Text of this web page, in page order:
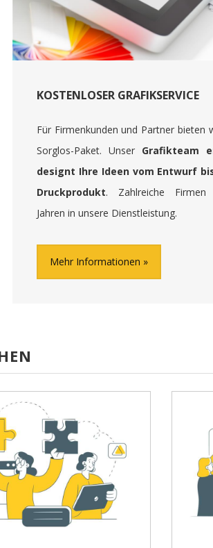
KOSTENLOSER GRAFIKSERVICE
Für Firmenkunden und Partner bieten
Sorglos-Paket. Unser Grafikteam
designt Ihre Ideen vom Entwurf
Druckprodukt. Zahlreiche
Jahren in unsere Dienstleistung.
Mehr Informationen